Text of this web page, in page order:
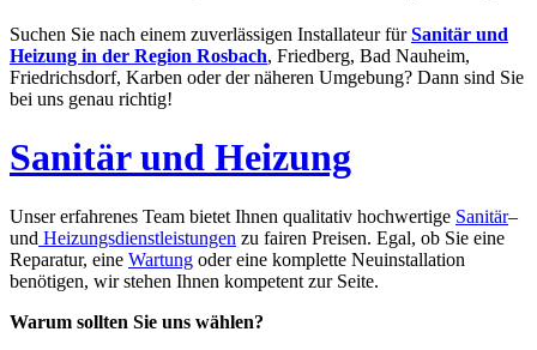
Suchen Sie nach einem zuverlässigen Installateur fürSanitär und
Heizung in der Region Rosbach, Friedberg, Bad Nauheim,
Friedrichsdorf, Karben oder der näheren Umgebung? Dann sind Sie
bei uns genau richtig!
Sanitär und Heizung
Unser erfahrenes Team bietet Ihnen qualitativ hochwertige Sanitär–
und Heizungsdienstleistungen zu fairen Preisen. Egal, ob Sie eine
Reparatur, eine Wartung oder eine komplette Neuinstallation
benötigen, wir stehen Ihnen kompetent zur Seite.
Warum sollten Sie uns wählen?